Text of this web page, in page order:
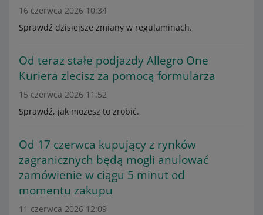
16 czerwca 2026 10:34
Sprawdź dzisiejsze zmiany w regulaminach.
Od teraz stałe podjazdy Allegro One
Kuriera zlecisz za pomocą formularza
15 czerwca 2026 11:52
Sprawdź, jak możesz to zrobić.
Od 17 czerwca kupujący z rynków
zagranicznych będą mogli anulować
zamówienie w ciągu 5 minut od
momentu zakupu
11 czerwca 2026 12:09